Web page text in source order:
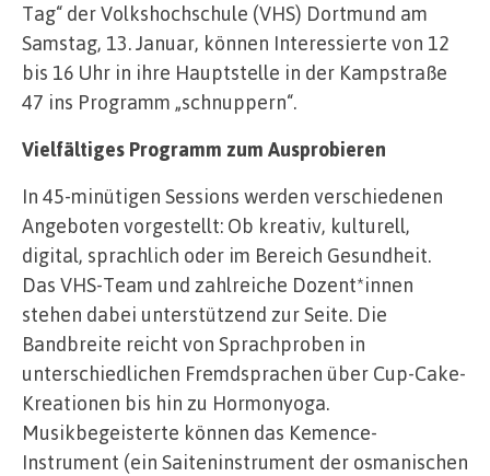
Tag“ der Volkshochschule (VHS) Dortmund am
Samstag, 13. Januar, können Interessierte von 12
bis 16 Uhr in ihre Hauptstelle in der Kampstraße
47 ins Programm „schnuppern“.
Vielfältiges Programm zum Ausprobieren
In 45-minütigen Sessions werden verschiedenen
Angeboten vorgestellt: Ob kreativ, kulturell,
digital, sprachlich oder im Bereich Gesundheit.
Das VHS-Team und zahlreiche Dozent*innen
stehen dabei unterstützend zur Seite. Die
Bandbreite reicht von Sprachproben in
unterschiedlichen Fremdsprachen über Cup-Cake-
Kreationen bis hin zu Hormonyoga.
Musikbegeisterte können das Kemence-
Instrument (ein Saiteninstrument der osmanischen